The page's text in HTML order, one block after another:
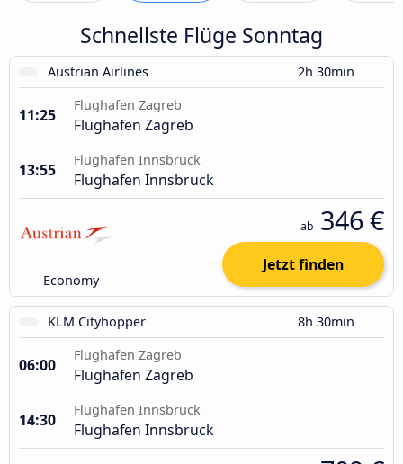
Schnellste Flüge Sonntag
Austrian Airlines 2h 30min
11:25
Flughafen Zagreb
Flughafen Zagreb
13:55
Flughafen Innsbruck
Flughafen Innsbruck
Economy
ab 346 €
Jetzt finden
KLM Cityhopper 8h 30min
06:00
Flughafen Zagreb
Flughafen Zagreb
14:30
Flughafen Innsbruck
Flughafen Innsbruck